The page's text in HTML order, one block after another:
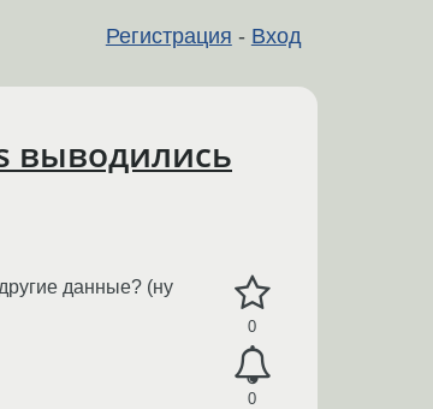
Регистрация - Вход
выводились
0
0
данные? (ну